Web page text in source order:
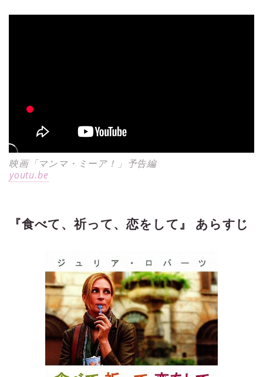
映画「マンマ・ミーア！」予告編
youtu.be
『食べて、祈って、恋をして』 あらすじ